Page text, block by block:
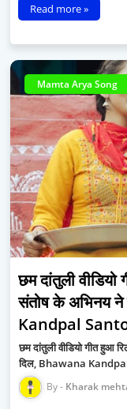
Read more »
Mamta Arya Song
छम दांतुली
संतोष के अभिनय ने
Kandpal
छम दांतुली वीडियो गीत हुआ
दिल, Bhawana
Kharak